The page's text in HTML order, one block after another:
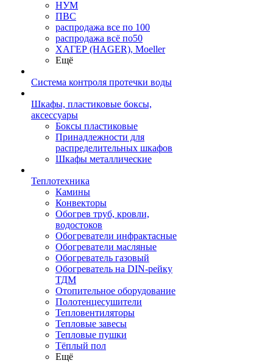
НУМ
ПВС
распродажа все по 100
распродажа всё по50
ХАГЕР (HAGER), Moeller
Ещё
Система контроля протечки воды
Шкафы, пластиковые боксы,
аксессуары
Боксы пластиковые
Принадлежности для
распределительных шкафов
Шкафы металлические
Теплотехника
Камины
Конвекторы
Обогрев труб, кровли,
водостоков
Обогреватели инфрактасные
Обогреватели масляные
Обогреватель газовый
Обогреватель на DIN-рейку
ТДМ
Отопительное оборудование
Полотенцесушители
Тепловентиляторы
Тепловые завесы
Тепловые пушки
Тёплый пол
Ещё